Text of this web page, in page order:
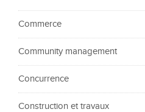
Commerce
Community management
Concurrence
Construction et travaux